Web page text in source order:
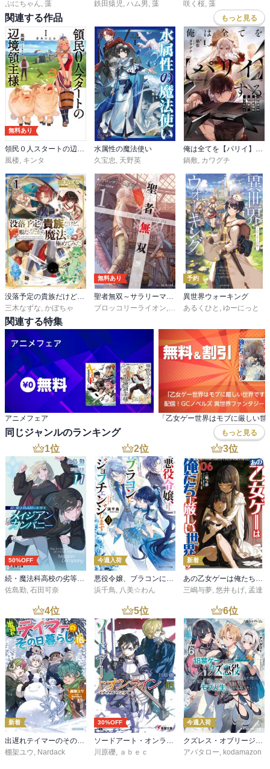
ぷにちゃん 藻
鉄田猿児
ハム男 藻
咲く桜 藻
関連する作品 もっと見る
無料あり
領民０人スタートの辺境領主様
風楼, キンタ
水属性の魔法使い
久宝忠, 天野英
俺は全てを【パリイ】する
鍋敷, カワグチ
三木なずな かぼちゃ
無料あり
ブロッコリーライオン
sime
予約
異世界ウォーキング
あるくひと
ゆーにっと
関連する特集
アニメフェア
同じジャンルのランキング もっと見る
1位
50%OFF
続・魔法科高校の劣等生 メイジアン・カンパニー(11)
佐島勤, 石田可奈
2位
今週入荷
悪役令嬢、ブラコンにジョブチェンジします９【電子特典付き】
浜千鳥, 八美☆わん
3位
新着
あの乙女ゲーは俺たちに厳しい世界です 6
三嶋与夢, 悠井もげ, 孟達
4位
新着
出遅れテイマーのその日暮らし 16
棚架ユウ, Nardack
5位
30%OFF
ソードアート・オンライン29 ユナイタル・リングVIII
川原礫, ａｂｅｃ
6位
今週入荷
クズレス・オブリージュ６ 18禁ゲー世界のクズ悪役に転生してしまった俺は、原作知識の力でどうしてもモブ人生をつかみ取りたい【電子特別版】
アバタロー, kodamazon